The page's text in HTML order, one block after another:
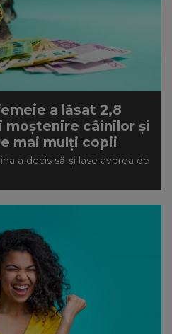
a lăsat 2,8
moștenire câinilor și
mai mulți copii
a decis să-și lase averea de